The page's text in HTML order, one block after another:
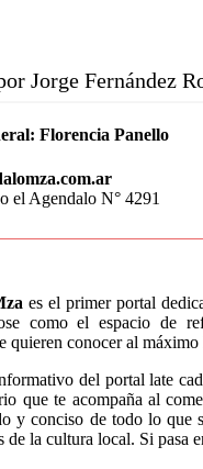
Jorge Fernández
Florencia Panello
el Agendalo N° 4291
es el primer portal
como el espacio de
quieren conocer al
del portal late
que te acompaña al
y conciso de todo lo que
de la cultura local. Si pasa